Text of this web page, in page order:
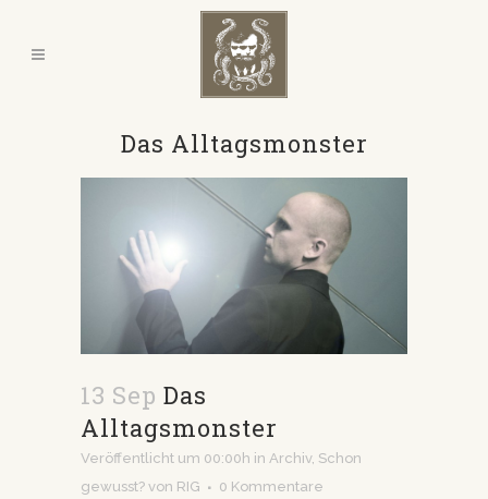
Das Alltagsmonster
13 Sep Das
Alltagsmonster
Veröffentlicht um 00:00h in Archiv, Schon
gewusst? von RIG 0 Kommentare